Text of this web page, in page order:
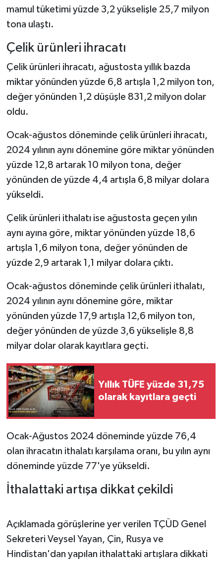
mamul tüketimi yüzde 3,2 yükselişle 25,7 milyon
tona ulaştı.
Çelik ürünleri ihracatı
Çelik ürünleri ihracatı, ağustosta yıllık bazda
miktar yönünden yüzde 6,8 artışla 1,2 milyon ton,
değer yönünden 1,2 düşüşle 831,2 milyon dolar
oldu.
Ocak-ağustos döneminde çelik ürünleri ihracatı,
2024 yılının aynı dönemine göre miktar yönünden
yüzde 12,8 artarak 10 milyon tona, değer
yönünden de yüzde 4,4 artışla 6,8 milyar dolara
yükseldi.
Çelik ürünleri ithalatı ise ağustosta geçen yılın
aynı ayına göre, miktar yönünden yüzde 18,6
artışla 1,6 milyon tona, değer yönünden de
yüzde 2,9 artarak 1,1 milyar dolara çıktı.
Ocak-ağustos döneminde çelik ürünleri ithalatı,
2024 yılının aynı dönemine göre, miktar
yönünden yüzde 17,9 artışla 12,6 milyon ton,
değer yönünden de yüzde 3,6 yükselişle 8,8
milyar dolar olarak kayıtlara geçti.
Yıllık TÜFE yüzde 31,75
olarak kayıtlara geçti
Ocak-Ağustos 2024 döneminde yüzde 76,4
olan ihracatın ithalatı karşılama oranı, bu yılın aynı
döneminde yüzde 77'ye yükseldi.
İthalattaki artışa dikkat çekildi
Açıklamada görüşlerine yer verilen TÇÜD Genel
Sekreteri Veysel Yayan, Çin, Rusya ve
Hindistan'dan yapılan ithalattaki artışlara dikkati